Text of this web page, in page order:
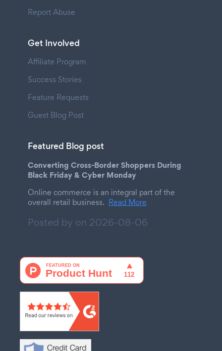
Report Abuse
Get Involved
Affiliate Program
Success Stories
Feature Requests
Guest Blog Post
Featured Blog post
Converting Cross-Border Shoppers During
Black Friday & Cyber Monday
Online commerce is an integral part of the
overall retail business. Read More
Posted by on 2026-08-06